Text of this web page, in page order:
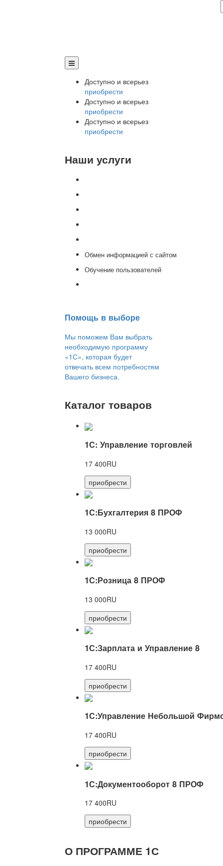
Доступно и всерьез
приобрести
Доступно и всерьез
приобрести
Доступно и всерьез
приобрести
Наши услуги
Обмен информацией с сайтом
Обучение пользователей
Помощь в выборе
Мы поможем Вам выбрать
необходимую программу
«1С», которая будет
отвечать всем потребностям
Вашего бизнеса.
Каталог товаров
1С: Управление торговлей
17 400RU
приобрести
1С:Бухгалтерия 8 ПРОФ
13 000RU
приобрести
1С:Розница 8 ПРОФ
13 000RU
приобрести
1С:Зарплата и Управление 8
17 400RU
приобрести
1С:Управление Небольшой
17 400RU
приобрести
1С:Документооборот 8 ПРОФ
17 400RU
приобрести
О ПРОГРАММЕ 1С